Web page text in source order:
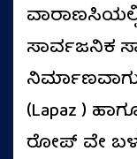
ಸಾರ್ವಜನಿಕ
(Lapaz )
ರೋಪ್ ವೇ